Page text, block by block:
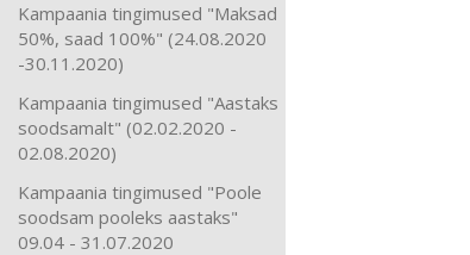
Kampaania tingimused "Maksad
50%, saad 100%" (24.08.2020
-30.11.2020)
Kampaania tingimused "Aastaks
soodsamalt" (02.02.2020 -
02.08.2020)
Kampaania tingimused "Poole
soodsam pooleks aastaks"
09.04 - 31.07.2020